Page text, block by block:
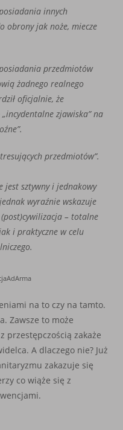
innych
obrony jak noże, miecze
przedmiotów
żadnego realnego
oﬁcjalnie, że
„incydentalne zjawiska” na
przedmiotów”.
jest sztywny i jednakowy
wyraźnie wskazuje
– totalne
i praktyczne w celu
na to czy na tamto.
Zawsze to może
przestępczością zakaże
A dlaczego nie? Już
zakazuje się
co wiąże się z